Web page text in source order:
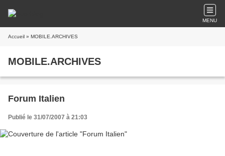
MENU
Accueil » MOBILE.ARCHIVES
MOBILE.ARCHIVES
Forum Italien
Publié le 31/07/2007 à 21:03